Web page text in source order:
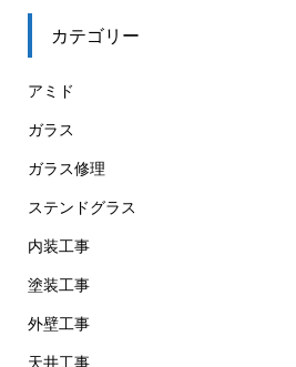
カテゴリー
アミド
ガラス
ガラス修理
ステンドグラス
内装工事
塗装工事
外壁工事
天井工事